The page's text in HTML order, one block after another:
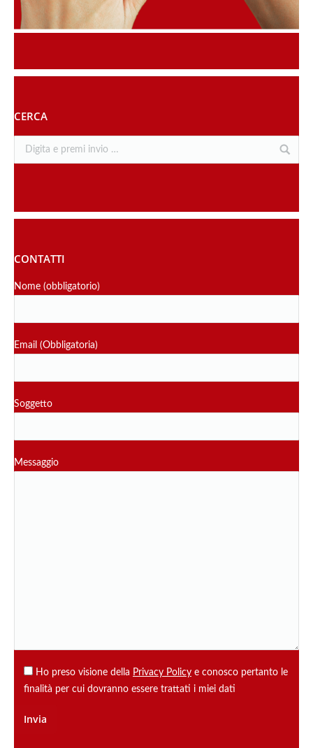
CERCA
CONTATTI
Nome (obbligatorio)
Email (Obbligatoria)
Soggetto
Messaggio
Ho preso visione della Privacy Policy e conosco pertanto le
finalità per cui dovranno essere trattati i miei dati